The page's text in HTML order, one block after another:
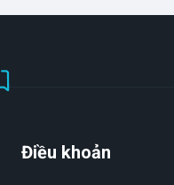
Điều khoản